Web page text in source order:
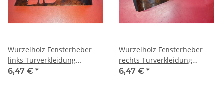
Wurzelholz Fensterheber
links Türverkleidung
Mercedes W220 2207205748
6,47 € *
Wurzelholz Fensterheber
rechts Türverkleidung
Mercedes W220 2207205848
6,47 € *